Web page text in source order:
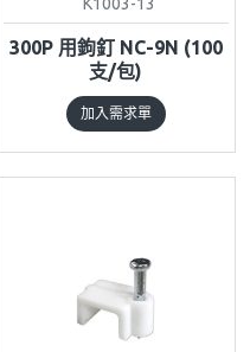
300P 用鉤釘 NC-9N (100
支/包)
加入需求單